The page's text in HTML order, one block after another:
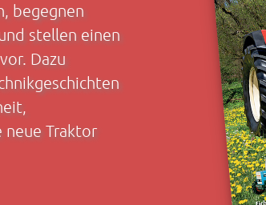
begegnen
stellen einen
Dazu
neue Traktor